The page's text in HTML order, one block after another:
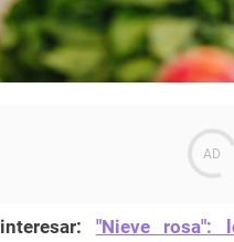
"Nieve rosa":